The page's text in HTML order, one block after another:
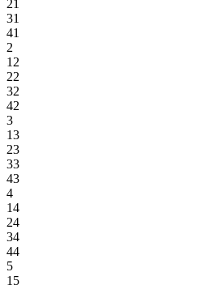
21
31
41
2
12
22
32
42
3
13
23
33
43
4
14
24
34
44
5
15